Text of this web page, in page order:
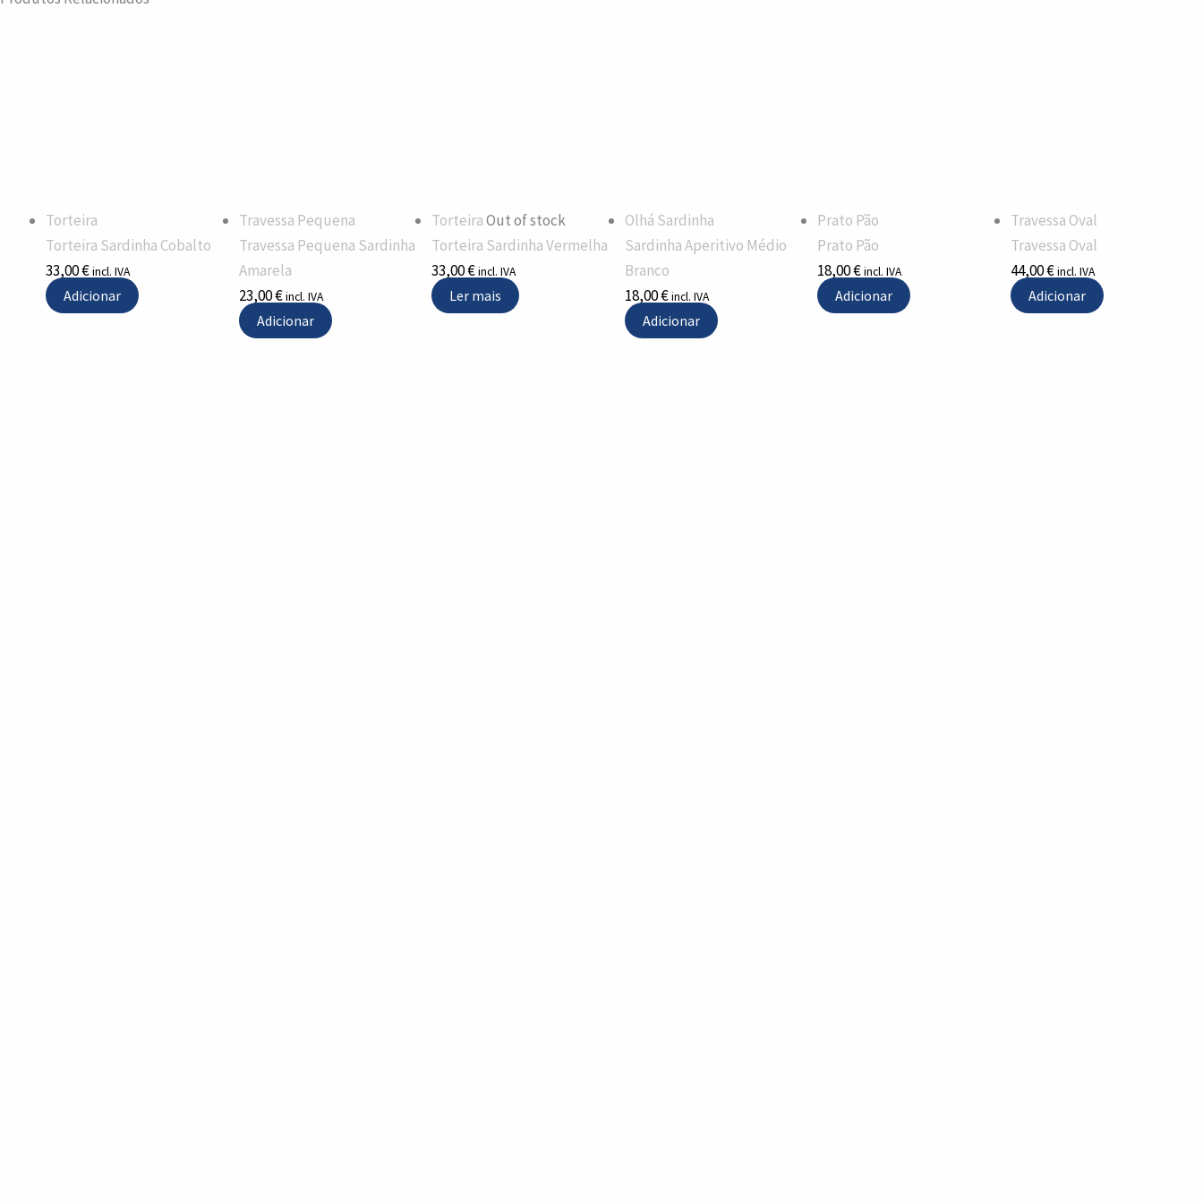
Torteira
Torteira Sardinha Cobalto
33,00€incl. IVA
Adicionar
Travessa Pequena
Travessa Pequena Sardinha
Amarela
23,00€ incl. IVA
Adicionar
TorteiraOut of stock
Torteira Sardinha Vermelha
33,00€incl. IVA
Ler mais
Olhá Sardinha
Sardinha Aperitivo Médio
Branco
18,00€ incl. IVA
Adicionar
Prato Pão
Prato Pão
18,00€incl. IVA
Adicionar
Travessa Oval
Travessa Oval
44,00€ incl. IVA
Adicionar